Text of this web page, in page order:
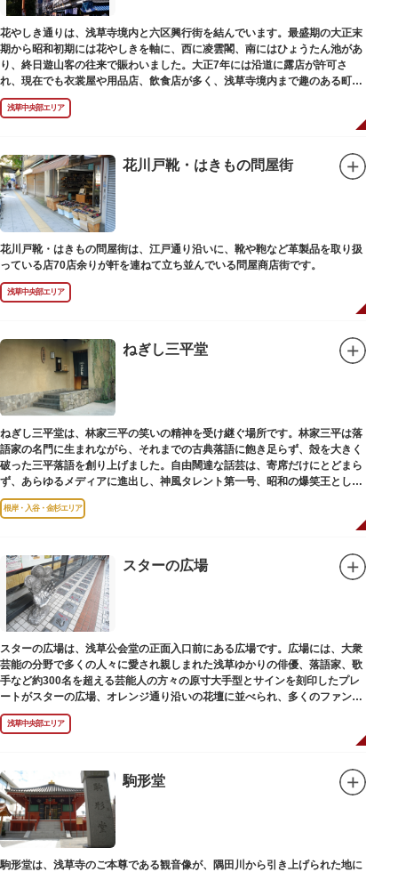
花やしき通りは、浅草寺境内と六区興行街を結んでいます。最盛期の大正末
期から昭和初期には花やしきを軸に、西に凌雲閣、南にはひょうたん池があ
り、終日遊山客の往来で賑わいました。大正7年には沿道に露店が許可さ
れ、現在でも衣裳屋や用品店、飲食店が多く、浅草寺境内まで趣のある町並
みが続いています。
浅草中央部エリア
花川戸靴・はきもの問屋街
花川戸靴・はきもの問屋街は、江戸通り沿いに、靴や鞄など革製品を取り扱
っている店70店余りが軒を連ねて立ち並んでいる問屋商店街です。
浅草中央部エリア
ねぎし三平堂
ねぎし三平堂は、林家三平の笑いの精神を受け継ぐ場所です。林家三平は落
語家の名門に生まれながら、それまでの古典落語に飽き足らず、殻を大きく
破った三平落語を創り上げました。自由闊達な話芸は、寄席だけにとどまら
ず、あらゆるメディアに進出し、神風タレント第一号、昭和の爆笑王とし
て、いつまでも日本人の心に残っています。
根岸・入谷・金杉エリア
スターの広場
スターの広場は、浅草公会堂の正面入口前にある広場です。広場には、大衆
芸能の分野で多くの人々に愛され親しまれた浅草ゆかりの俳優、落語家、歌
手など約300名を超える芸能人の方々の原寸大手型とサインを刻印したプレ
ートがスターの広場、オレンジ通り沿いの花壇に並べられ、多くのファンに
親しまれています。
浅草中央部エリア
駒形堂
駒形堂は、浅草寺のご本尊である観音像が、隅田川から引き上げられた地に